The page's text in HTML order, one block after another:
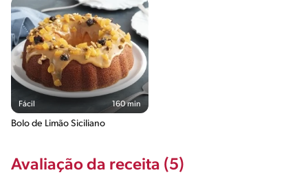
Fácil 160 min
Bolo de Limão Siciliano
Avaliação da receita (5)